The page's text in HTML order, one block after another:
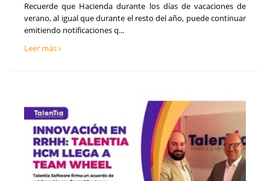
​Recuerde que Hacienda durante los días de vacaciones de
verano, al igual que durante el resto del año, puede continuar
emitiendo notificaciones q...
Leer más